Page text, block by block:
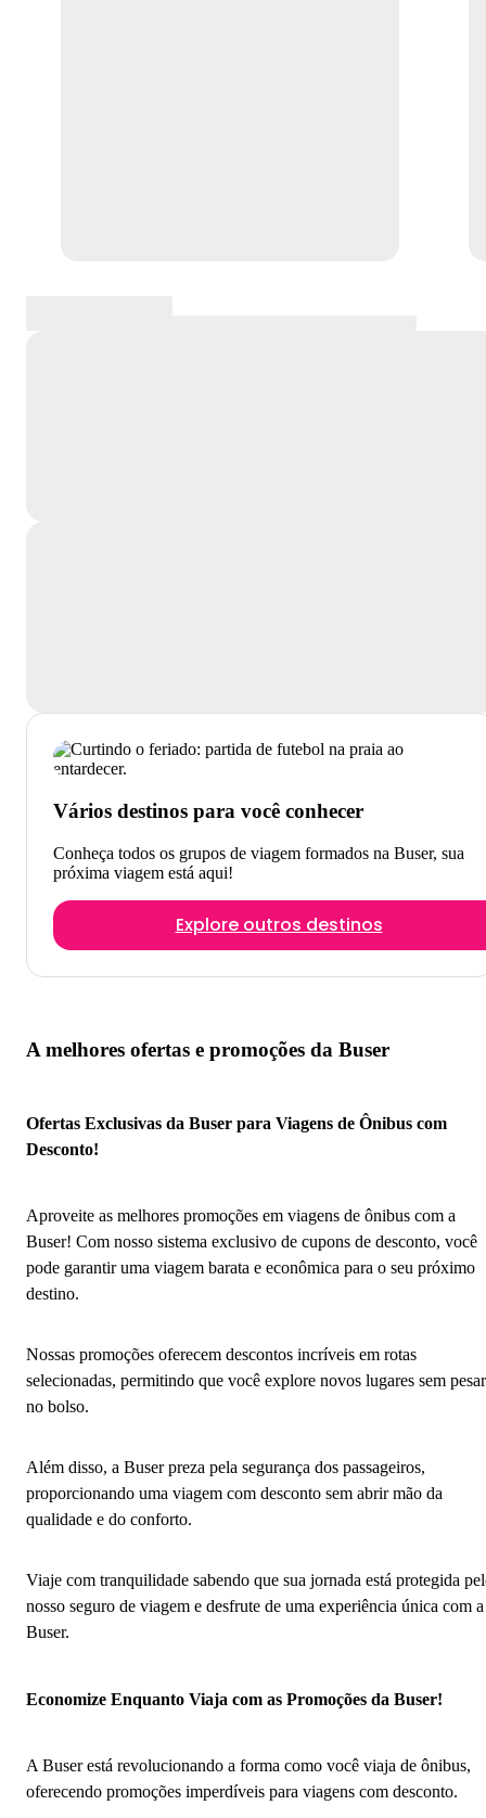
Vários destinos para você conhecer
Conheça todos os grupos de viagem formados na Buser, sua
próxima viagem está aqui!
Explore outros destinos
A melhores ofertas e promoções da Buser
Ofertas Exclusivas da Buser para Viagens de Ônibus com
Desconto!
Aproveite as melhores promoções em viagens de ônibus com a
Buser! Com nosso sistema exclusivo de cupons de desconto, você
pode garantir uma viagem barata e econômica para o seu próximo
destino.
Nossas promoções oferecem descontos incríveis em rotas
selecionadas, permitindo que você explore novos lugares sem pesar
no bolso.
Além disso, a Buser preza pela segurança dos passageiros,
proporcionando uma viagem com desconto sem abrir mão da
qualidade e do conforto.
Viaje com tranquilidade sabendo que sua jornada está protegida
nosso seguro de viagem e desfrute de uma experiência única com a
Buser.
Economize Enquanto Viaja com as Promoções da Buser!
A Buser está revolucionando a forma como você viaja de ônibus,
oferecendo promoções imperdíveis para viagens com desconto.